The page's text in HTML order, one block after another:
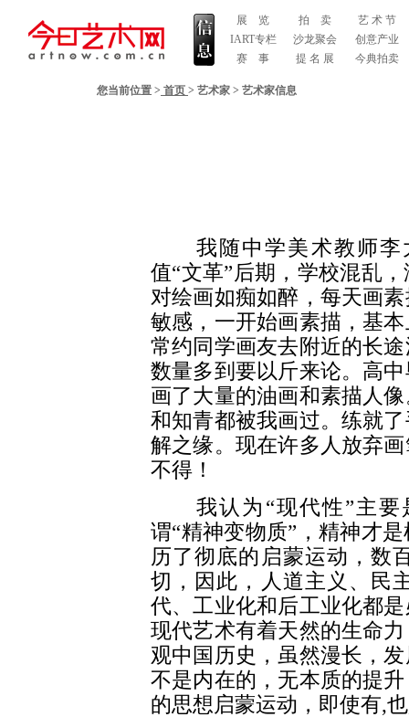
展 览
IART专栏
赛 事
拍 卖
沙龙聚会
提 名 展
艺 术 节
创意产业
今典拍卖
您当前位置 > 首页 > 艺术家 > 艺术家信息
我随中学美术教师李
值“文革”后期，学校混乱
对绘画如痴如醉，每天画
敏感，一开始画素描，基
常约同学画友去附近的长
数量多到要以斤来论。高
画了大量的油画和素描人
和知青都被我画过。练就
解之缘。现在许多人放弃
不得！
我认为“现代性”主要
谓“精神变物质”，精神才
历了彻底的启蒙运动，数
切，因此，人道主义、民
代、工业化和后工业化都
现代艺术有着天然的生命
观中国历史，虽然漫长，
不是内在的，无本质的提
的思想启蒙运动，即使有,